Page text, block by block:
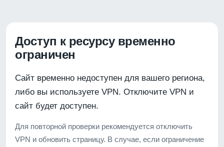
Доступ к ресурсу временно
ограничен
Сайт временно недоступен для вашего региона,
либо вы используете VPN. Отключите VPN и
сайт будет доступен.
Для повторной проверки рекомендуется отключить
VPN и обновить страницу. В случае, если ограничение